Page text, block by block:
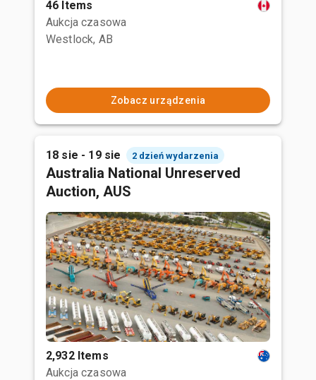
46 Items
Aukcja czasowa
Westlock, AB
Zobacz urządzenia
18 sie - 19 sie 2 dzień wydarzenia
Australia National Unreserved
Auction, AUS
2,932 Items
Aukcja czasowa